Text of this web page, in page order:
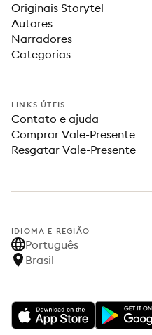
Originais Storytel
Autores
Narradores
Categorias
LINKS ÚTEIS
Contato e ajuda
Comprar Vale-Presente
Resgatar Vale-Presente
IDIOMA E REGIÃO
Português
Brasil